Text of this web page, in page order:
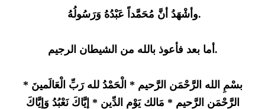
وأشْهَدُ أنَّ مُحَمَّداً عَبْدُهُ وَرَسُولُهُ.
أما بعد فأعوذ بالله من الشيطان الرجيم.
بسْمِ الله الرَّحْمَن الرَّحيم * الْحَمْدُ لله رَبِّ الْعَالَمينَ *
الرَّحْمَن الرَّحيم * مَالك يَوْم الدِّين * إيَّاكَ نَعْبُدُ وَإيَّاكَ